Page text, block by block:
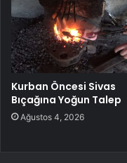
Kurban Öncesi Sivas
Bıçağına Yoğun Talep
Ağustos 4, 2026